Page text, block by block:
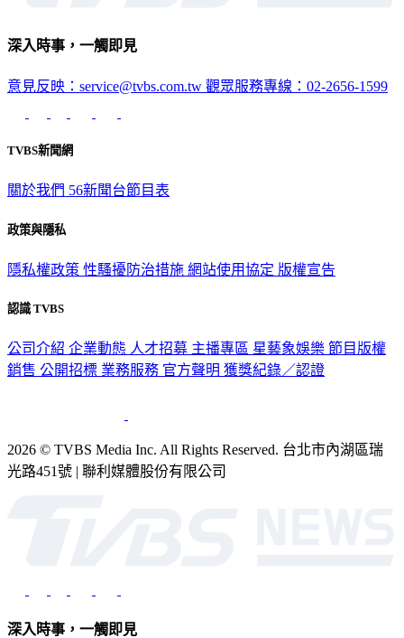
深入時事，一觸即見
意見反映：service@tvbs.com.tw 觀眾服務專線：02-2656-1599
TVBS新聞網
關於我們 56新聞台節目表
政策與隱私
隱私權政策 性騷擾防治措施 網站使用協定 版權宣告
認識 TVBS
公司介紹 企業動態 人才招募 主播專區 星藝象娛樂 節目版權
銷售 公開招標 業務服務 官方聲明 獲獎紀錄／認證
2026 © TVBS Media Inc. All Rights Reserved. 台北市內湖區瑞
光路451號 | 聯利媒體股份有限公司
深入時事，一觸即見